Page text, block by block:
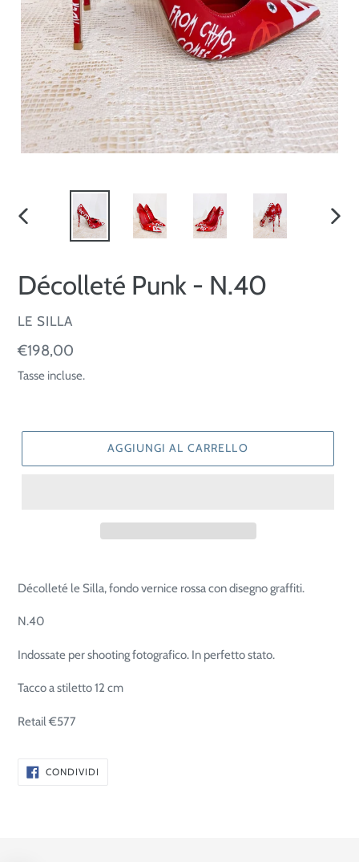
Décolleté Punk - N.40
VENDITORE
LE SILLA
Prezzo
di
€198,00
Tasse incluse.
AGGIUNGI AL CARRELLO
Décolleté le Silla, fondo vernice rossa con disegno graffiti.
N.40
Indossate per shooting fotografico. In perfetto stato.
Tacco a stiletto 12 cm
Retail €577
CONDIVIDI